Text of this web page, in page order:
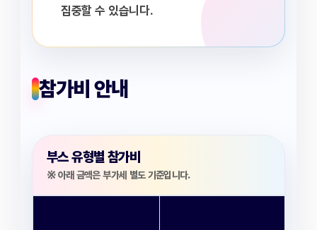
집중할 수 있습니다.
참가비 안내
부스 유형별 참가비
※ 아래 금액은 부가세 별도 기준입니다.